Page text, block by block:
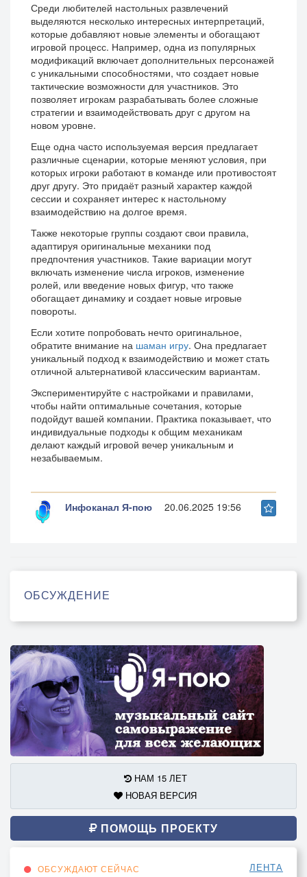
Среди любителей настольных развлечений
выделяются несколько интересных интерпретаций,
которые добавляют новые элементы и обогащают
игровой процесс. Например, одна из популярных
модификаций включает дополнительных персонажей
с уникальными способностями, что создает новые
тактические возможности для участников. Это
позволяет игрокам разрабатывать более сложные
стратегии и взаимодействовать друг с другом на
новом уровне.
Еще одна часто используемая версия предлагает
различные сценарии, которые меняют условия, при
которых игроки работают в команде или противостоят
друг другу. Это придаёт разный характер каждой
сессии и сохраняет интерес к настольному
взаимодействию на долгое время.
Также некоторые группы создают свои правила,
адаптируя оригинальные механики под
предпочтения участников. Такие вариации могут
включать изменение числа игроков, изменение
ролей, или введение новых фигур, что также
обогащает динамику и создает новые игровые
повороты.
Если хотите попробовать нечто оригинальное,
обратите внимание на шаман игру. Она предлагает
уникальный подход к взаимодействию и может стать
отличной альтернативой классическим вариантам.
Экспериментируйте с настройками и правилами,
чтобы найти оптимальные сочетания, которые
подойдут вашей компании. Практика показывает, что
индивидуальные подходы к общим механикам
делают каждый игровой вечер уникальным и
незабываемым.
Инфоканал Я-пою 20.06.2025 19:56
ОБСУЖДЕНИЕ
НАМ 15 ЛЕТ
НОВАЯ ВЕРСИЯ
ПОМОЩЬ ПРОЕКТУ
ОБСУЖДАЮТ СЕЙЧАС ЛЕНТА